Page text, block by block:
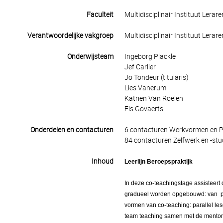
Faculteit Multidisciplinair Instituut
Verantwoordelijke vakgroep Multidisciplinair Instituut
Onderwijsteam
Ingeborg Plackle
Jef Carlier
Jo Tondeur (titularis)
Lies Vanerum
Katrien Van Roelen
Els Govaerts
Onderdelen en contacturen
6 contacturen Werkvormen en
84 contacturen Zelfwerk en -
Inhoud Leerlijn Beroepspraktijk
In deze co-teachingstage
gradueel worden opgebouwd: van
vormen van co-teaching: parallel
team teaching samen met de